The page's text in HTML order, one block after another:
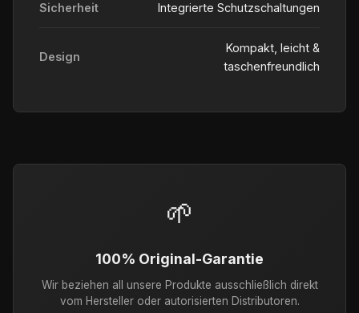
Sicherheit Integrierte Schutzschaltungen
Design
Kompakt, leicht &
taschenfreundlich
🌱
100% Original-Garantie
Wir beziehen all unsere Produkte ausschließlich direkt
vom Hersteller oder autorisierten Distributoren.